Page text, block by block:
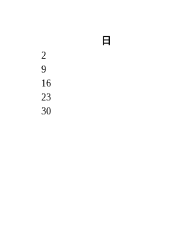
日
2
9
16
23
30